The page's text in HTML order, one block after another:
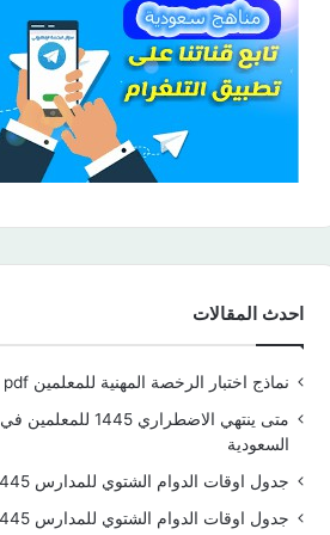
احدث المقالات
نماذج اختبار الرخصة المهنية للمعلمين pdf
متى ينتهي الاضطراري 1445 للمعلمين في
السعودية
جدول اوقات الدوام الشتوي للمدارس 1445 الدمام
جدول اوقات الدوام الشتوي للمدارس 1445 حائل